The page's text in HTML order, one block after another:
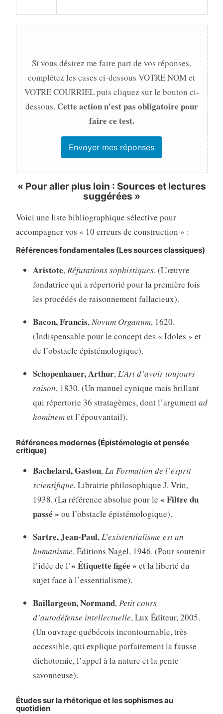
Si vous désirez me faire part de vos réponses,
complétez les cases ci-dessous VOTRE NOM et
VOTRE COURRIEL puis cliquez sur le bouton ci-
dessous. Cette action n'est pas obligatoire pour
faire ce test.
« Pour aller plus loin : Sources et lectures
suggérées »
Voici une liste bibliographique sélective pour
accompagner vos « 10 erreurs de construction » :
Références fondamentales (Les sources classiques)
Aristote,Réfutations sophistiques. (L’œuvre
fondatrice qui a répertorié pour la première fois
les procédés de raisonnement fallacieux).
Bacon, Francis,Novum Organum, 1620.
(Indispensable pour le concept des « Idoles » et
de l’obstacle épistémologique).
Schopenhauer, Arthur,L’Art d’avoir toujours
raison, 1830. (Un manuel cynique mais brillant
qui répertorie 36 stratagèmes, dont l’argumentad
hominemet l’épouvantail).
Références modernes (Épistémologie et pensée
critique)
Bachelard, Gaston,La Formation de l’esprit
scientifique, Librairie philosophique J. Vrin,
1938. (La référence absolue pour le « Filtre du
passé » ou l’obstacle épistémologique).
Sartre, Jean-Paul,L’existentialisme est un
humanisme, Éditions Nagel, 1946. (Pour soutenir
l’idée de l’« Étiquette figée » et la liberté du
sujet face à l’essentialisme).
Baillargeon, Normand,Petit cours
d’autodéfense intellectuelle, Lux Éditeur, 2005.
(Un ouvrage québécois incontournable, très
accessible, qui explique parfaitement la fausse
dichotomie, l’appel à la nature et la pente
savonneuse).
Études sur la rhétorique et les sophismes au
quotidien